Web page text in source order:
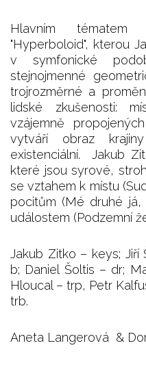
Hlavním
"Hyperboloid", kterou
v symfonické
stejnojmenné
trojrozměrné a
lidské zkušenosti:
vzájemně
vytváří obraz
existenciální. Jakub
které jsou syrové,
se vztahem k místu
pocitům (Mé druhé já,
událostem (Podzemní
Jakub Zitko – keys;
b; Daniel Šoltis – dr;
Hloucal – trp, Petr
trb.
Aneta Langerová &